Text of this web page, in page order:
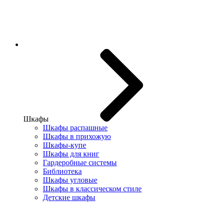
Шкафы
Шкафы распашные
Шкафы в прихожую
Шкафы-купе
Шкафы для книг
Гардеробные системы
Библиотека
Шкафы угловые
Шкафы в классическом стиле
Детские шкафы